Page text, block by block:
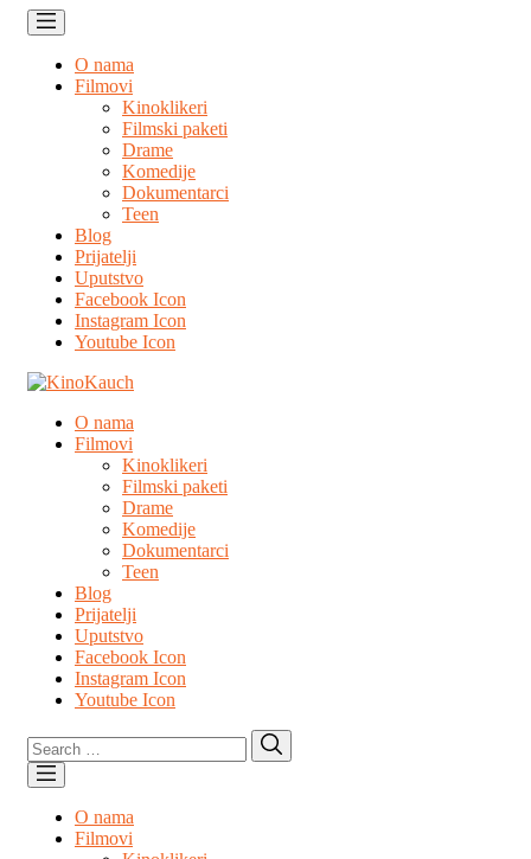
O nama
Filmovi
Kinoklikeri
Filmski paketi
Drame
Komedije
Dokumentarci
Teen
Blog
Prijatelji
Uputstvo
Facebook Icon
Instagram Icon
Youtube Icon
O nama
Filmovi
Kinoklikeri
Filmski paketi
Drame
Komedije
Dokumentarci
Teen
Blog
Prijatelji
Uputstvo
Facebook Icon
Instagram Icon
Youtube Icon
Search
for:
O nama
Filmovi